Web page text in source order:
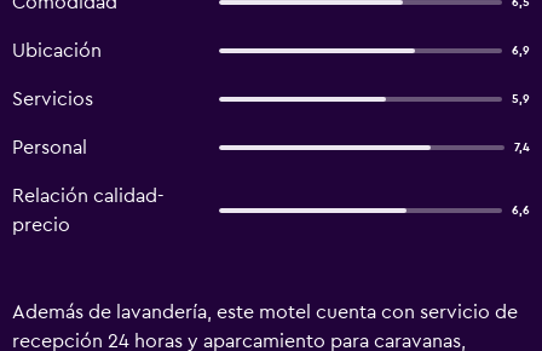
6,5
Ubicación 6,9
Servicios 5,9
Personal 7,4
Relación calidad-
precio
6,6
Además de lavandería, este motel cuenta con servicio de
recepción 24 horas y aparcamiento para caravanas,